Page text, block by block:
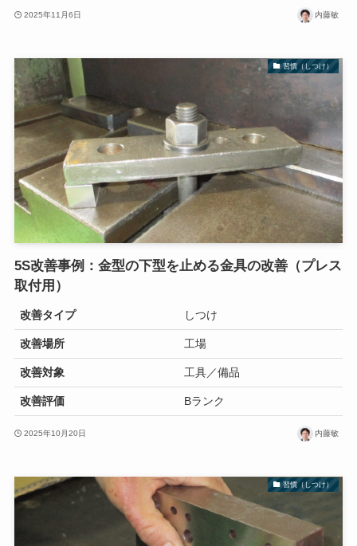
2025年11月6日 内藤敏
習慣（しつけ）
5S改善事例：金型の下型を止める金具の改善（プレス
取付用）
改善タイプ しつけ
改善場所 工場
改善対象 工具／備品
改善評価 Bランク
2025年10月20日 内藤敏
習慣（しつけ）